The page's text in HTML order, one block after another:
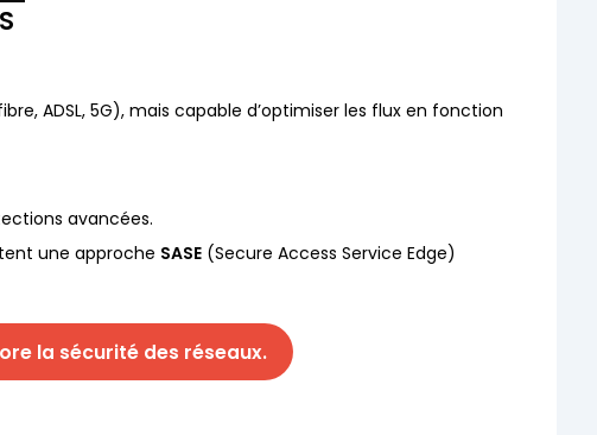
ADSL, 5G), mais capable d’optimiser les flux en fonction
avancées.
une approche SASE (Secure Access Service Edge)
la sécurité des réseaux.